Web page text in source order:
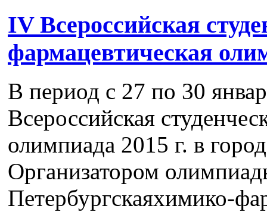
IV Всероссийская
фармацевтическая
В период с 27 по 30
Всероссийская
олимпиада 2015 г. в
Организатором
Петербургскаяхимико-